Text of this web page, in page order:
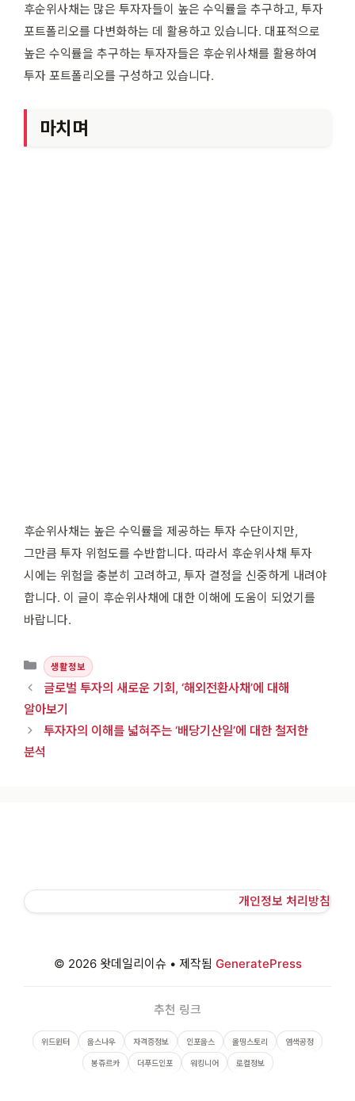
후순위사채는 많은 투자자들이 높은 수익률을 추구하고, 투자
포트폴리오를 다변화하는 데 활용하고 있습니다. 대표적으로
높은 수익률을 추구하는 투자자들은 후순위사채를 활용하여
투자 포트폴리오를 구성하고 있습니다.
마치며
후순위사채는 높은 수익률을 제공하는 투자 수단이지만,
그만큼 투자 위험도를 수반합니다. 따라서 후순위사채 투자
시에는 위험을 충분히 고려하고, 투자 결정을 신중하게 내려야
합니다. 이 글이 후순위사채에 대한 이해에 도움이 되었기를
바랍니다.
카테고리
생활정보
글로벌 투자의 새로운 기회, ‘해외전환사채’에 대해
알아보기
투자자의 이해를 넓혀주는 ‘배당기산일’에 대한 철저한
분석
개인정보 처리방침
© 2026 왓데일리이슈 • 제작됨 GeneratePress
추천 링크
위드윈터 웁스나우 자격증정보 인포웁스 올띵스토리 염색공정
봉쥬르카 더푸드인포 워킹니어 로컬정보